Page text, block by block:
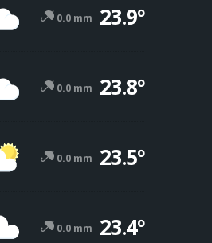
0.0 mm 23.9º
0.0 mm 23.8º
0.0 mm 23.5º
0.0 mm 23.4º